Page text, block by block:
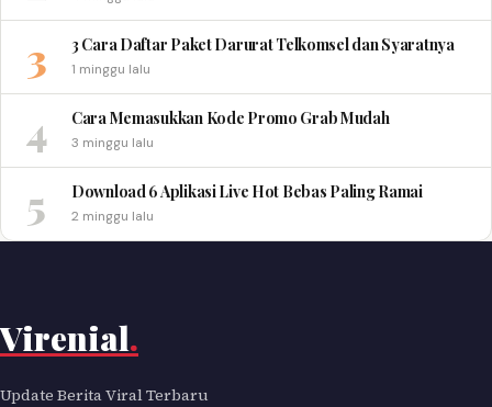
3 3 Cara Daftar Paket Darurat Telkomsel dan Syaratnya
1 minggu lalu
4 Cara Memasukkan Kode Promo Grab Mudah
3 minggu lalu
5 Download 6 Aplikasi Live Hot Bebas Paling Ramai
2 minggu lalu
Virenial.
Update Berita Viral Terbaru